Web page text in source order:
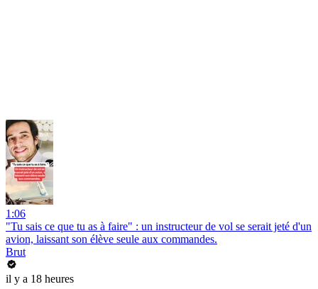
1:06
"Tu sais ce que tu as à faire" : un instructeur de vol se serait jeté d'un
avion, laissant son élève seule aux commandes.
Brut
il y a 18 heures